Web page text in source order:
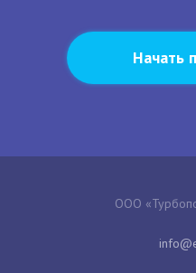
Начать
ООО